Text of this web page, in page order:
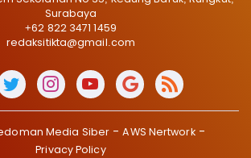
Surabaya
+62 822 3471 1459
redaksitikta@gmail.com
Media Siber
AWS Nertwork
Privacy Policy